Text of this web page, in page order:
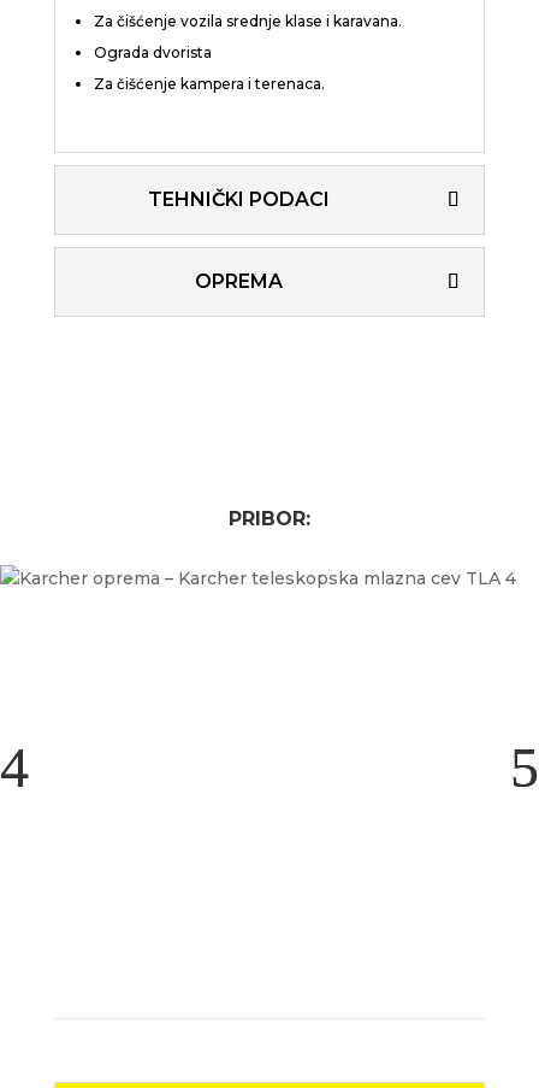
Za čišćenje vozila srednje klase i karavana.
Ograda dvorista
Za čišćenje kampera i terenaca.
TEHNIČKI PODACI
OPREMA
PRIBOR: